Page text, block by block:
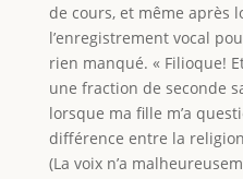
de cours, et même après
l’enregistrement vocal
rien manqué. « Filioque!
une fraction de seconde
lorsque ma fille m’a
différence entre la
(La voix n’a